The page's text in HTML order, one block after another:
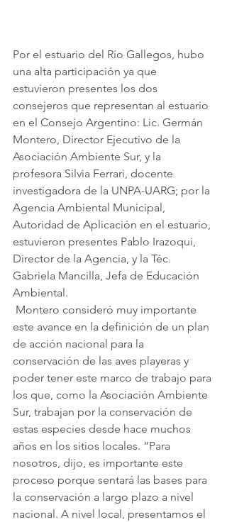
Por el estuario del Río Gallegos, hubo
una alta participación ya que
estuvieron presentes los dos
consejeros que representan al estuario
en el Consejo Argentino: Lic. Germán
Montero, Director Ejecutivo de la
Asociación Ambiente Sur, y la
profesora Silvia Ferrari, docente
investigadora de la UNPA-UARG; por la
Agencia Ambiental Municipal,
Autoridad de Aplicación en el estuario,
estuvieron presentes Pablo Irazoqui,
Director de la Agencia, y la Téc.
Gabriela Mancilla, Jefa de Educación
Ambiental.
este avance en la definición de un plan
de acción nacional para la
conservación de las aves playeras y
poder tener este marco de trabajo para
los que, como la Asociación Ambiente
Sur, trabajan por la conservación de
estas especies desde hace muchos
años en los sitios locales. “Para
nosotros, dijo, es importante este
proceso porque sentará las bases para
la conservación a largo plazo a nivel
nacional. A nivel local, presentamos el